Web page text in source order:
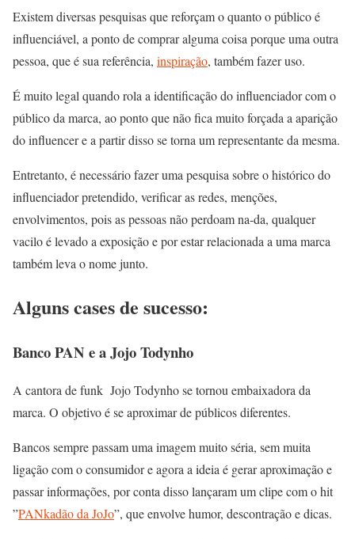
Existem diversas pesquisas que reforçam o quanto o público é
influenciável, a ponto de comprar alguma coisa porque uma outra
pessoa, que é sua referência, inspiração, também fazer uso.
É muito legal quando rola a identificação do influenciador com o
público da marca, ao ponto que não fica muito forçada a aparição
do influencer e a partir disso se torna um representante da mesma.
Entretanto, é necessário fazer uma pesquisa sobre o histórico do
influenciador pretendido, verificar as redes, menções,
envolvimentos, pois as pessoas não perdoam na-da, qualquer
vacilo é levado a exposição e por estar relacionada a uma marca
também leva o nome junto.
Alguns cases de sucesso:
Banco PAN e a Jojo Todynho
A cantora de funk Jojo Todynho se tornou embaixadora da
marca. O objetivo é se aproximar de públicos diferentes.
Bancos sempre passam uma imagem muito séria, sem muita
ligação com o consumidor e agora a ideia é gerar aproximação e
passar informações, por conta disso lançaram um clipe com o hit
”PANkadão da JoJo”, que envolve humor, descontração e dicas.